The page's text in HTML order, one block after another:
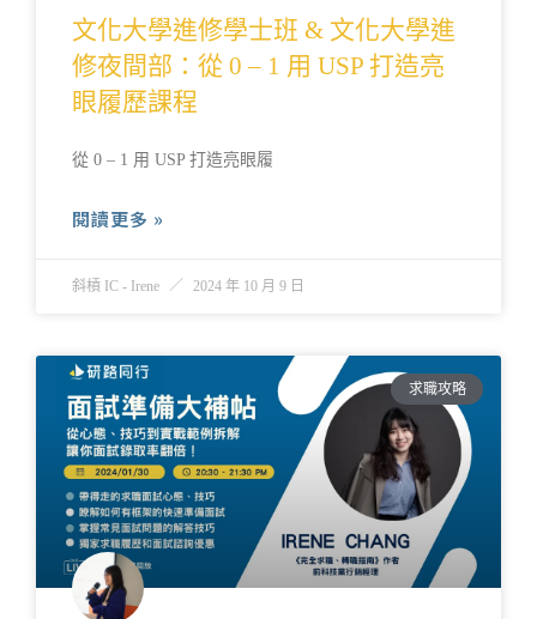
文化大學進修學士班 & 文化大學進
修夜間部：從 0 – 1 用 USP 打造亮
眼履歷課程
從 0 – 1 用 USP 打造亮眼履
閱讀更多 »
斜槓 IC - Irene 2024 年 10 月 9 日
求職攻略